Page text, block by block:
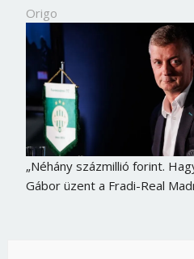
Origo
„Néhány százmillió forint.
Gábor üzent a Fradi-Real